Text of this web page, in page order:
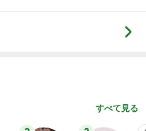
すべて見る